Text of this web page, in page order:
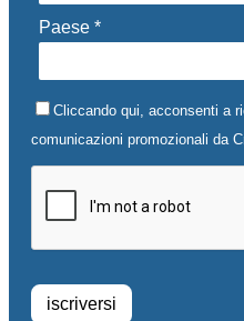
Paese *
Cliccando qui, acconsenti a
comunicazioni promozionali da